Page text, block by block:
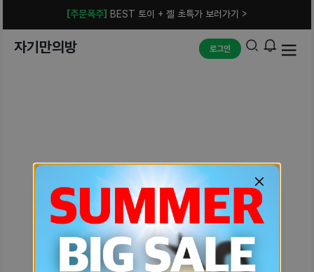
[주문폭주] BEST 토이 + 젤 초특가 보러가기 >
자기만의방 로그인
예상치 못한 에러입니다.